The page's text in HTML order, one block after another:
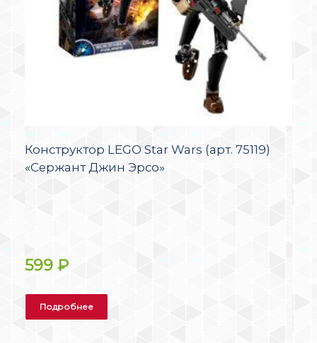
Конструктор LEGO Star Wars (арт. 75119)
«Сержант Джин Эрсо»
599 ₽
Подробнее